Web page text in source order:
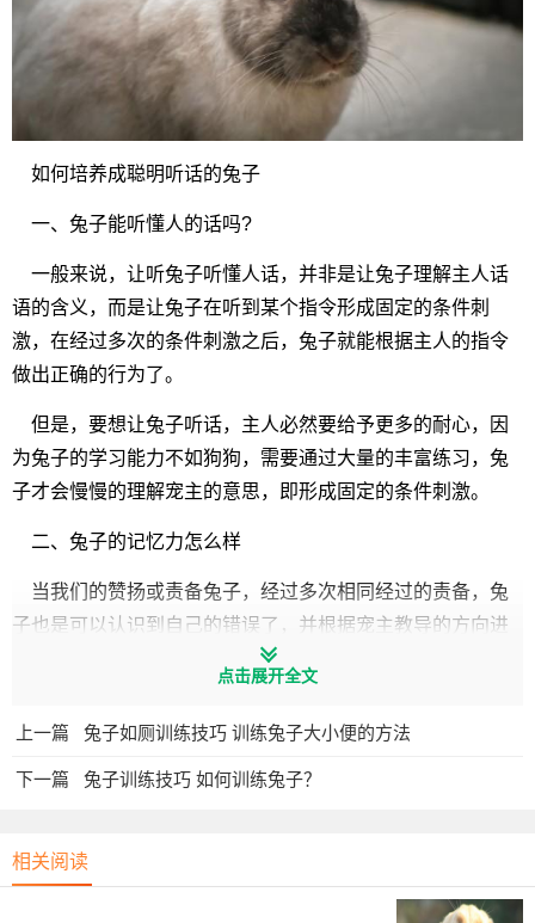
如何培养成聪明听话的兔子
一、兔子能听懂人的话吗?
一般来说，让听兔子听懂人话，并非是让兔子理解主人话
语的含义，而是让兔子在听到某个指令形成固定的条件刺
激，在经过多次的条件刺激之后，兔子就能根据主人的指令
做出正确的行为了。
但是，要想让兔子听话，主人必然要给予更多的耐心，因
为兔子的学习能力不如狗狗，需要通过大量的丰富练习，兔
子才会慢慢的理解宠主的意思，即形成固定的条件刺激。
二、兔子的记忆力怎么样
当我们的赞扬或责备兔子，经过多次相同经过的责备，兔
子也是可以认识到自己的错误了，并根据宠主教导的方向进
行改善，以减少犯错。所以宠主在兔子做错事或禁止兔子做
慢的兔子就会知道这样做会得到主人的责备，于是它们就会
点击展开全文
上一篇 兔子如厕训练技巧 训练兔子大小便的方法
下一篇 兔子训练技巧 如何训练兔子？
相关阅读